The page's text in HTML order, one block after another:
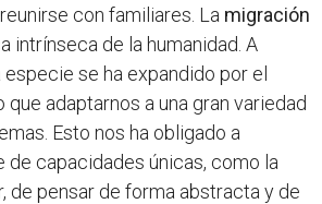
con familiares. La migración
intrínseca de la humanidad. A
se ha expandido por el
adaptarnos a una gran variedad
Esto nos ha obligado a
de capacidades únicas, como la
de pensar de forma abstracta y de